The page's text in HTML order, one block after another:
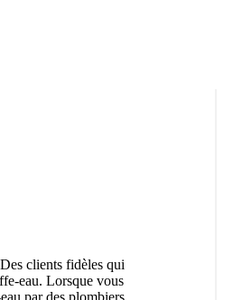
clients fidèles qui
eau. Lorsque vous